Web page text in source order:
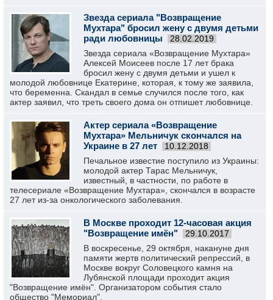
Звезда сериала "Возвращение
Мухтара" бросил жену с двумя детьми
ради любовницы
28.02.2019
Звезда сериала «Возвращение Мухтара»
Алексей Моисеев после 17 лет брака
бросил жену с двумя детьми и ушел к
молодой любовнице Екатерине, которая, к тому же заявила,
что беременна. Скандал в семье случился после того, как
актер заявил, что треть своего дома он отпишет любовнице.
Актер сериала «Возвращение
Мухтара» Мельничук скончался на
Украине в 27 лет
10.12.2018
Печальное известие поступило из Украины:
молодой актер Тарас Мельничук,
известный, в частности, по работе в
телесериале «Возвращение Мухтара», скончался в возрасте
27 лет из-за онкологического заболевания.
В Москве проходит 12-часовая акция
"Возвращение имён"
29.10.2017
В воскресенье, 29 октября, накануне дня
памяти жертв политический репрессий, в
Москве вокруг Соловецкого камня на
Лубянской площади проходит акция
"Возвращение имён". Организатором события стало
общество "Мемориал".